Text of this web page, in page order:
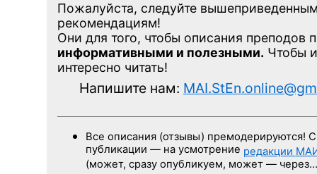
Пожалуйста, следуйте
рекомендациям!
Они для того, чтобы описания преподов
информативными и полезными. Чтобы
интересно читать!
Напишите нам:
Все описания (отзывы) премодерируются!
публикации — на усмотрение редакции
(может, сразу опубликуем, может —